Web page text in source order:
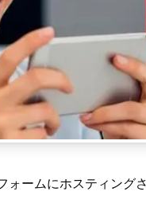
ームにホスティング